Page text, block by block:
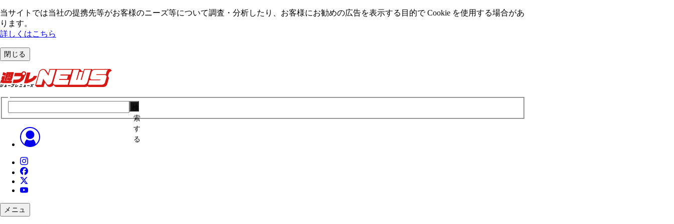
当サイトでは当社の提携先等がお客様のニーズ等について調査・分析したり、お客様にお勧めの広告を表⽰する⽬的で Cookie を使⽤する場合があ
ります。
詳しくはこちら
閉じる
索
す
る
メニュ